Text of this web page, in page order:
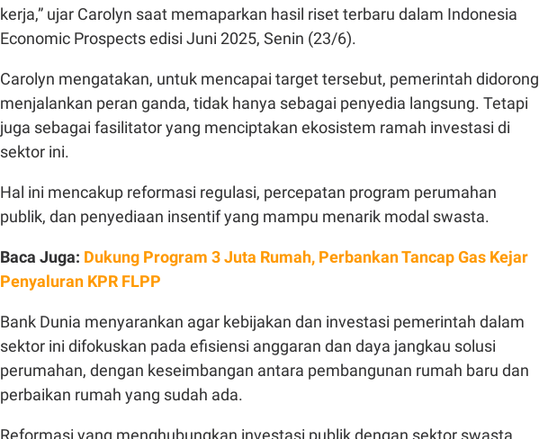
kerja,” ujar Carolyn saat memaparkan hasil riset terbaru dalam Indonesia
Economic Prospects edisi Juni 2025, Senin (23/6).
Carolyn mengatakan, untuk mencapai target tersebut, pemerintah didorong
menjalankan peran ganda, tidak hanya sebagai penyedia langsung. Tetapi
juga sebagai fasilitator yang menciptakan ekosistem ramah investasi di
sektor ini.
Hal ini mencakup reformasi regulasi, percepatan program perumahan
publik, dan penyediaan insentif yang mampu menarik modal swasta.
Baca Juga: Dukung Program 3 Juta Rumah, Perbankan Tancap Gas Kejar
Penyaluran KPR FLPP
Bank Dunia menyarankan agar kebijakan dan investasi pemerintah dalam
sektor ini difokuskan pada efisiensi anggaran dan daya jangkau solusi
perumahan, dengan keseimbangan antara pembangunan rumah baru dan
perbaikan rumah yang sudah ada.
Reformasi yang menghubungkan investasi publik dengan sektor swasta